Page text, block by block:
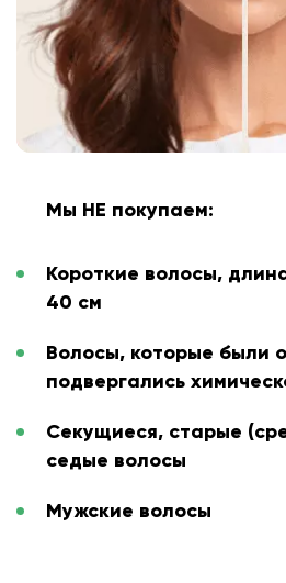
Мы НЕ покупаем:
Короткие волосы,
40 см
Волосы, которые были
подвергались
Секущиеся, старые
седые волосы
Мужские волосы